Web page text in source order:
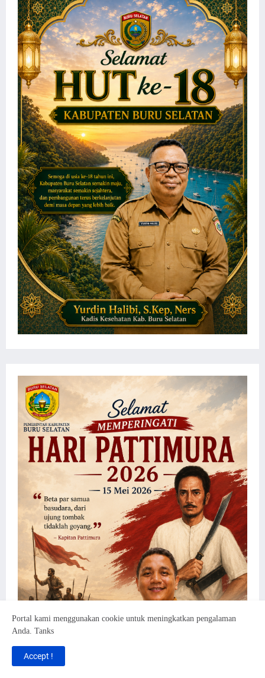
Portal kami menggunakan cookie untuk meningkatkan pengalaman
Anda. Tanks
Accept !